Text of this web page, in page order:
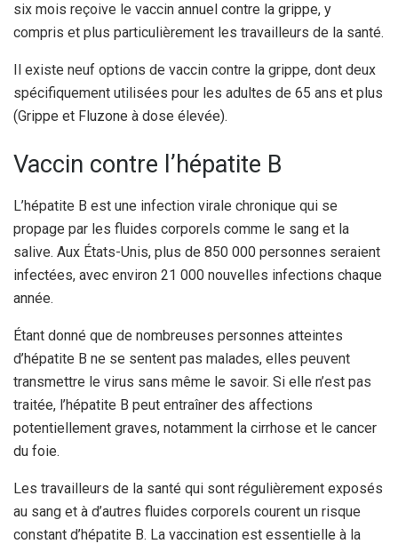
six mois reçoive le vaccin annuel contre la grippe, y
compris et plus particulièrement les travailleurs de la santé.
Il existe neuf options de vaccin contre la grippe, dont deux
spécifiquement utilisées pour les adultes de 65 ans et plus
(Grippe et Fluzone à dose élevée).
Vaccin contre l’hépatite B
L’hépatite B est une infection virale chronique qui se
propage par les fluides corporels comme le sang et la
salive. Aux États-Unis, plus de 850 000 personnes seraient
infectées, avec environ 21 000 nouvelles infections chaque
année.
Étant donné que de nombreuses personnes atteintes
d’hépatite B ne se sentent pas malades, elles peuvent
transmettre le virus sans même le savoir. Si elle n’est pas
traitée, l’hépatite B peut entraîner des affections
potentiellement graves, notamment la cirrhose et le cancer
du foie.
Les travailleurs de la santé qui sont régulièrement exposés
au sang et à d’autres fluides corporels courent un risque
constant d’hépatite B. La vaccination est essentielle à la